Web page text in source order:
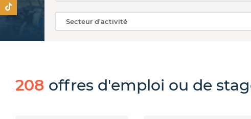
208 offres d'emploi ou de